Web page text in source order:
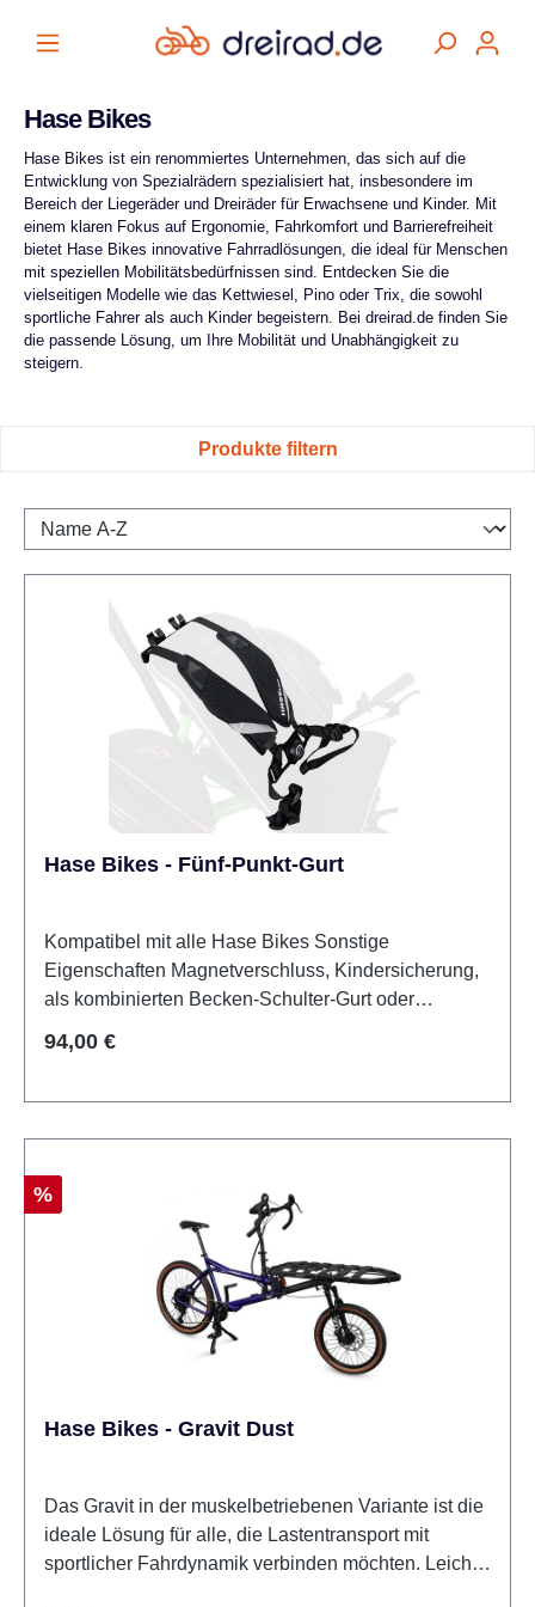
Hase Bikes
Hase Bikes ist ein renommiertes Unternehmen, das sich auf die
Entwicklung von Spezialrädern spezialisiert hat, insbesondere im
Bereich der Liegeräder und Dreiräder für Erwachsene und Kinder. Mit
einem klaren Fokus auf Ergonomie, Fahrkomfort und Barrierefreiheit
bietet Hase Bikes innovative Fahrradlösungen, die ideal für Menschen
mit speziellen Mobilitätsbedürfnissen sind. Entdecken Sie die
vielseitigen Modelle wie das Kettwiesel, Pino oder Trix, die sowohl
sportliche Fahrer als auch Kinder begeistern. Bei dreirad.de finden Sie
die passende Lösung, um Ihre Mobilität und Unabhängigkeit zu
steigern.
Produkte filtern
Hase Bikes - Fünf-Punkt-Gurt
Kompatibel mit alle Hase Bikes Sonstige
Eigenschaften Magnetverschluss, Kindersicherung,
als kombinierten Becken-Schulter-Gurt oder
Regulärer Preis:
94,00 €
Rabatt
%
Hase Bikes - Gravit Dust
Das Gravit in der muskelbetriebenen Variante ist die
ideale Lösung für alle, die Lastentransport mit
sportlicher Fahrdynamik verbinden möchten. Leicht,